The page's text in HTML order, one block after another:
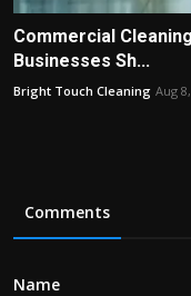
Commercial
Businesses Sh...
Bright Touch Cleaning Aug
Comments
Name